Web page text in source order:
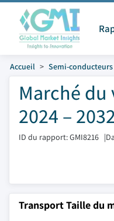
Accueil Semi-
Marché
2024 –
ID du rapport: GMI8216 |
Transport Taille du